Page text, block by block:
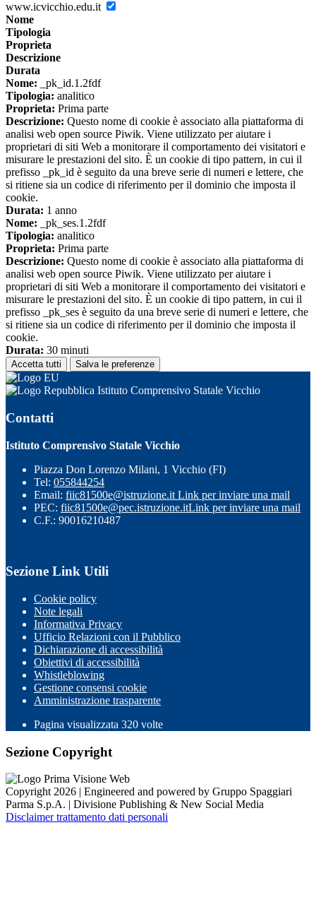
www.icvicchio.edu.it
Nome
Tipologia
Proprieta
Descrizione
Durata
Nome: _pk_id.1.2fdf
Tipologia: analitico
Proprieta: Prima parte
Descrizione: Questo nome di cookie è associato alla piattaforma di
analisi web open source Piwik. Viene utilizzato per aiutare i
proprietari di siti Web a monitorare il comportamento dei visitatori e
misurare le prestazioni del sito. È un cookie di tipo pattern, in cui il
prefisso _pk_id è seguito da una breve serie di numeri e lettere, che
si ritiene sia un codice di riferimento per il dominio che imposta il
cookie.
Durata: 1 anno
Nome: _pk_ses.1.2fdf
Tipologia: analitico
Proprieta: Prima parte
Descrizione: Questo nome di cookie è associato alla piattaforma di
analisi web open source Piwik. Viene utilizzato per aiutare i
proprietari di siti Web a monitorare il comportamento dei visitatori e
misurare le prestazioni del sito. È un cookie di tipo pattern, in cui il
prefisso _pk_ses è seguito da una breve serie di numeri e lettere, che
si ritiene sia un codice di riferimento per il dominio che imposta il
cookie.
Durata: 30 minuti
Accetta tutti Salva le preferenze
Istituto Comprensivo Statale Vicchio
Contatti
Istituto Comprensivo Statale Vicchio
Piazza Don Lorenzo Milani, 1 Vicchio (FI)
Tel: 055844254
Email: fiic81500e@istruzione.it Link per inviare una mail
PEC: fiic81500e@pec.istruzione.itLink per inviare una mail
C.F.: 90016210487
Sezione Link Utili
Cookie policy
Note legali
Informativa Privacy
Ufficio Relazioni con il Pubblico
Dichiarazione di accessibilità
Obiettivi di accessibilità
Whistleblowing
Gestione consensi cookie
Amministrazione trasparente
Pagina visualizzata 320 volte
Sezione Copyright
Copyright 2026 | Engineered and powered by Gruppo Spaggiari
Parma S.p.A. | Divisione Publishing & New Social Media
Disclaimer trattamento dati personali